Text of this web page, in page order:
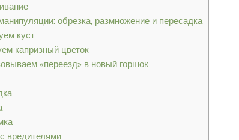
обрезка, размножение и пересадка
куст
капризный цветок
«переезд» в новый горшок
вредителями